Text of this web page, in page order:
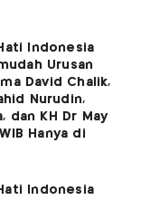
Indonesia
Urusan
David Chalik,
Nurudin,
dan KH Dr May
Hanya di
Indonesia